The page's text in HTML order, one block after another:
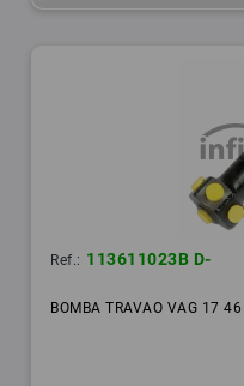
Ref.: 113611023B D-
BOMBA TRAVAO VAG 17